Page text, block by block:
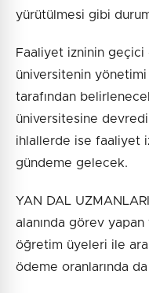
yürütülmesi gibi
Faaliyet izninin geçici
üniversitenin
tarafından
üniversitesine
ihlallerde ise faaliyet
gündeme gelecek.
YAN DAL
alanında görev yapan
öğretim üyeleri ile
ödeme oranlarında da